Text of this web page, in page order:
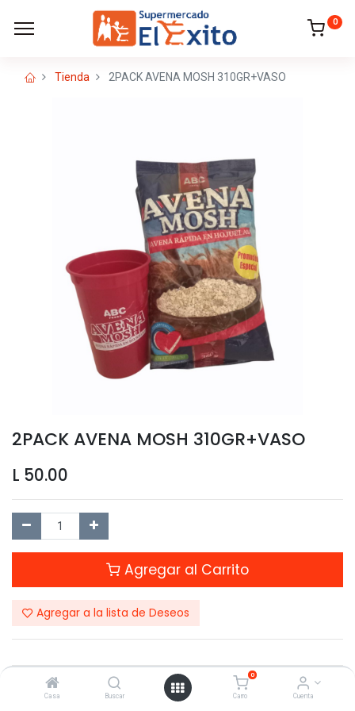
Casa Buscar
0
Carro Cuenta
0
Tienda 2PACK AVENA MOSH 310GR+VASO
2PACK AVENA MOSH 310GR+VASO
L 50.00
Agregar al Carrito
Agregar a la lista de Deseos
Compartir este Producto: